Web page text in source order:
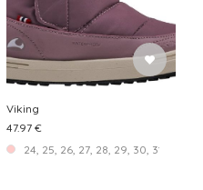
Viking
47.97 €
24, 25, 26, 27, 28, 29, 30, 31, 32,